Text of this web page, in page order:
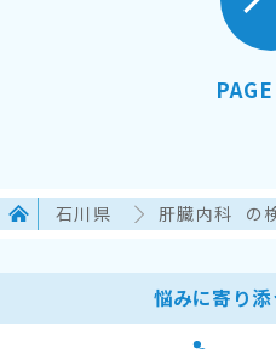
石川県 肝臓内科 の
悩みに寄り